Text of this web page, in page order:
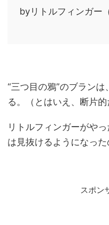
byリトルフィンガー
“三つ目の鴉”のブラン
る。（とはいえ、断片的
リトルフィンガーがや
は見抜けるようになっ
スポン